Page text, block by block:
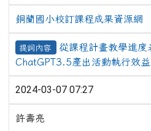
銅蘭國小校訂課程成果資源網
提詞內容
從課程計畫教學進
ChatGPT3.5產出活動執行效
2024-03-07 07:27
許壽亮